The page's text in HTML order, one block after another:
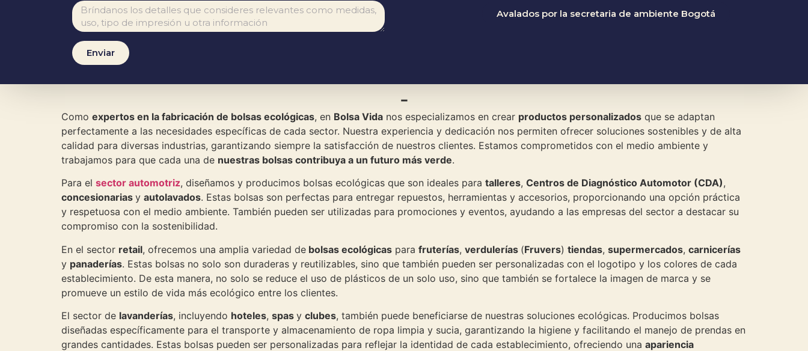
Enviar
Avalados por la secretaria de ambiente Bogotá
-
Como expertos en la fabricación de bolsas ecológicas, en Bolsa Vida nos especializamos en crear productos personalizados que se adaptan
perfectamente a las necesidades específicas de cada sector. Nuestra experiencia y dedicación nos permiten ofrecer soluciones sostenibles y de alta
calidad para diversas industrias, garantizando siempre la satisfacción de nuestros clientes. Estamos comprometidos con el medio ambiente y
trabajamos para que cada una de nuestras bolsas contribuya a un futuro más verde.
Para el sector automotriz, diseñamos y producimos bolsas ecológicas que son ideales para talleres, Centros de Diagnóstico Automotor (CDA),
concesionarias y autolavados. Estas bolsas son perfectas para entregar repuestos, herramientas y accesorios, proporcionando una opción práctica
y respetuosa con el medio ambiente. También pueden ser utilizadas para promociones y eventos, ayudando a las empresas del sector a destacar su
compromiso con la sostenibilidad.
En el sector retail, ofrecemos una amplia variedad de bolsas ecológicas para fruterías, verdulerías (Fruvers) tiendas, supermercados, carnicerías
y panaderías. Estas bolsas no solo son duraderas y reutilizables, sino que también pueden ser personalizadas con el logotipo y los colores de cada
establecimiento. De esta manera, no solo se reduce el uso de plásticos de un solo uso, sino que también se fortalece la imagen de marca y se
promueve un estilo de vida más ecológico entre los clientes.
El sector de lavanderías, incluyendo hoteles, spas y clubes, también puede beneficiarse de nuestras soluciones ecológicas. Producimos bolsas
diseñadas específicamente para el transporte y almacenamiento de ropa limpia y sucia, garantizando la higiene y facilitando el manejo de prendas en
grandes cantidades. Estas bolsas pueden ser personalizadas para reflejar la identidad de cada establecimiento, ofreciendo una apariencia